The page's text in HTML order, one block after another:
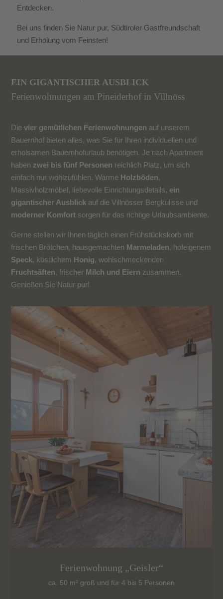
Entdecken.
Bei uns finden Sie Natur pur, Südtiroler Gastfreundschaft
und Erholung vom Feinsten!
EIN GIGANTISCHER AUSBLICK
Ferienwohnungen am Pineiderhof in Villnöss
Dievier gemütlichen Ferienwohnungen auf unserem
Bauernhof bieten alles, was Sie für Ihren individuellen und
erholsamen Bauernhofurlaub benötigen. Je nach Apartment
haben zwei bis fünf Personen reichlich Platz, um sich
einfach nur wohlzufühlen. Warme Holzböden,
Massivholzmöbel, liebevolle Einrichtungsdetails, ein
gigantischer Ausblick auf die Villnösser Bergkulisse und
moderner Komfort sorgen für das richtige Urlaubsambiente.
Gerne stellen wir Ihnen täglich einen Frühstückskorb mit
frischen Brötchen, hausgemachten Marmeladen, hofeigenem
Speck, köstlichem Honig, wohlschmeckenden
Fruchtsäften, frischer Milch und Eiern zusammen.
Genießen Sie Natur pur!
Ferienwohnung „Geisler“
ca. 50 m² groß und für 4 bis 5 Personen